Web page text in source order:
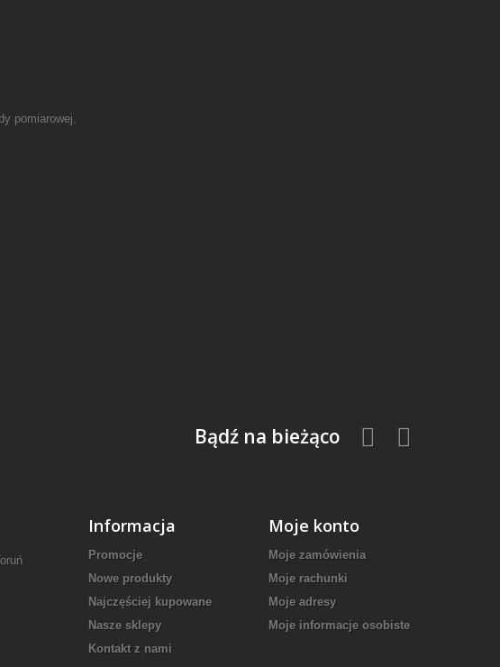
pomiarowej.
Bądź na bieżąco
Informacja
Promocje
Nowe produkty
Najczęściej kupowane
Nasze sklepy
Kontakt z nami
Moje konto
Moje zamówienia
Moje rachunki
Moje adresy
Moje informacje osobiste